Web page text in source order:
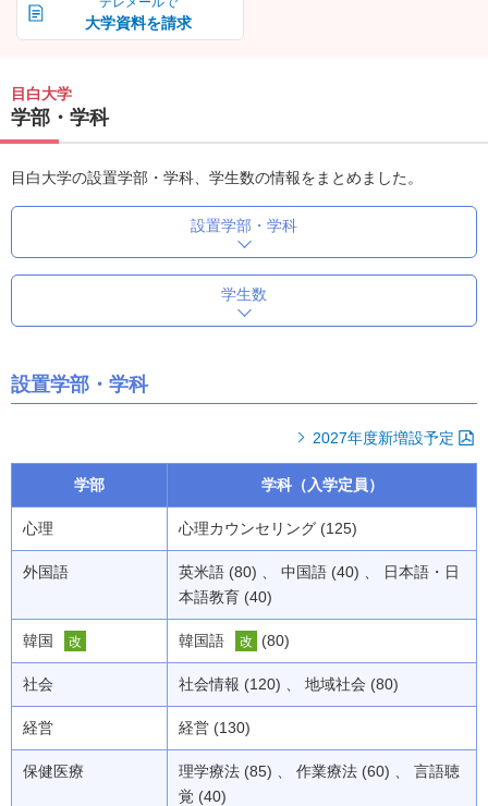
大学資料を請求
目白大学
学部・学科
目白大学の設置学部・学科、学生数の情報をまとめました。
設置学部・学科
学生数
設置学部・学科
2027年度新増設予定
学部 学科（入学定員）
心理 心理カウンセリング (125)
外国語
英米語 (80) 、 中国語 (40) 、 日本語・日
本語教育 (40)
韓国 改 韓国語 改 (80)
社会 社会情報 (120) 、 地域社会 (80)
経営 経営 (130)
保健医療
理学療法 (85) 、 作業療法 (60) 、 言語聴
覚 (40)